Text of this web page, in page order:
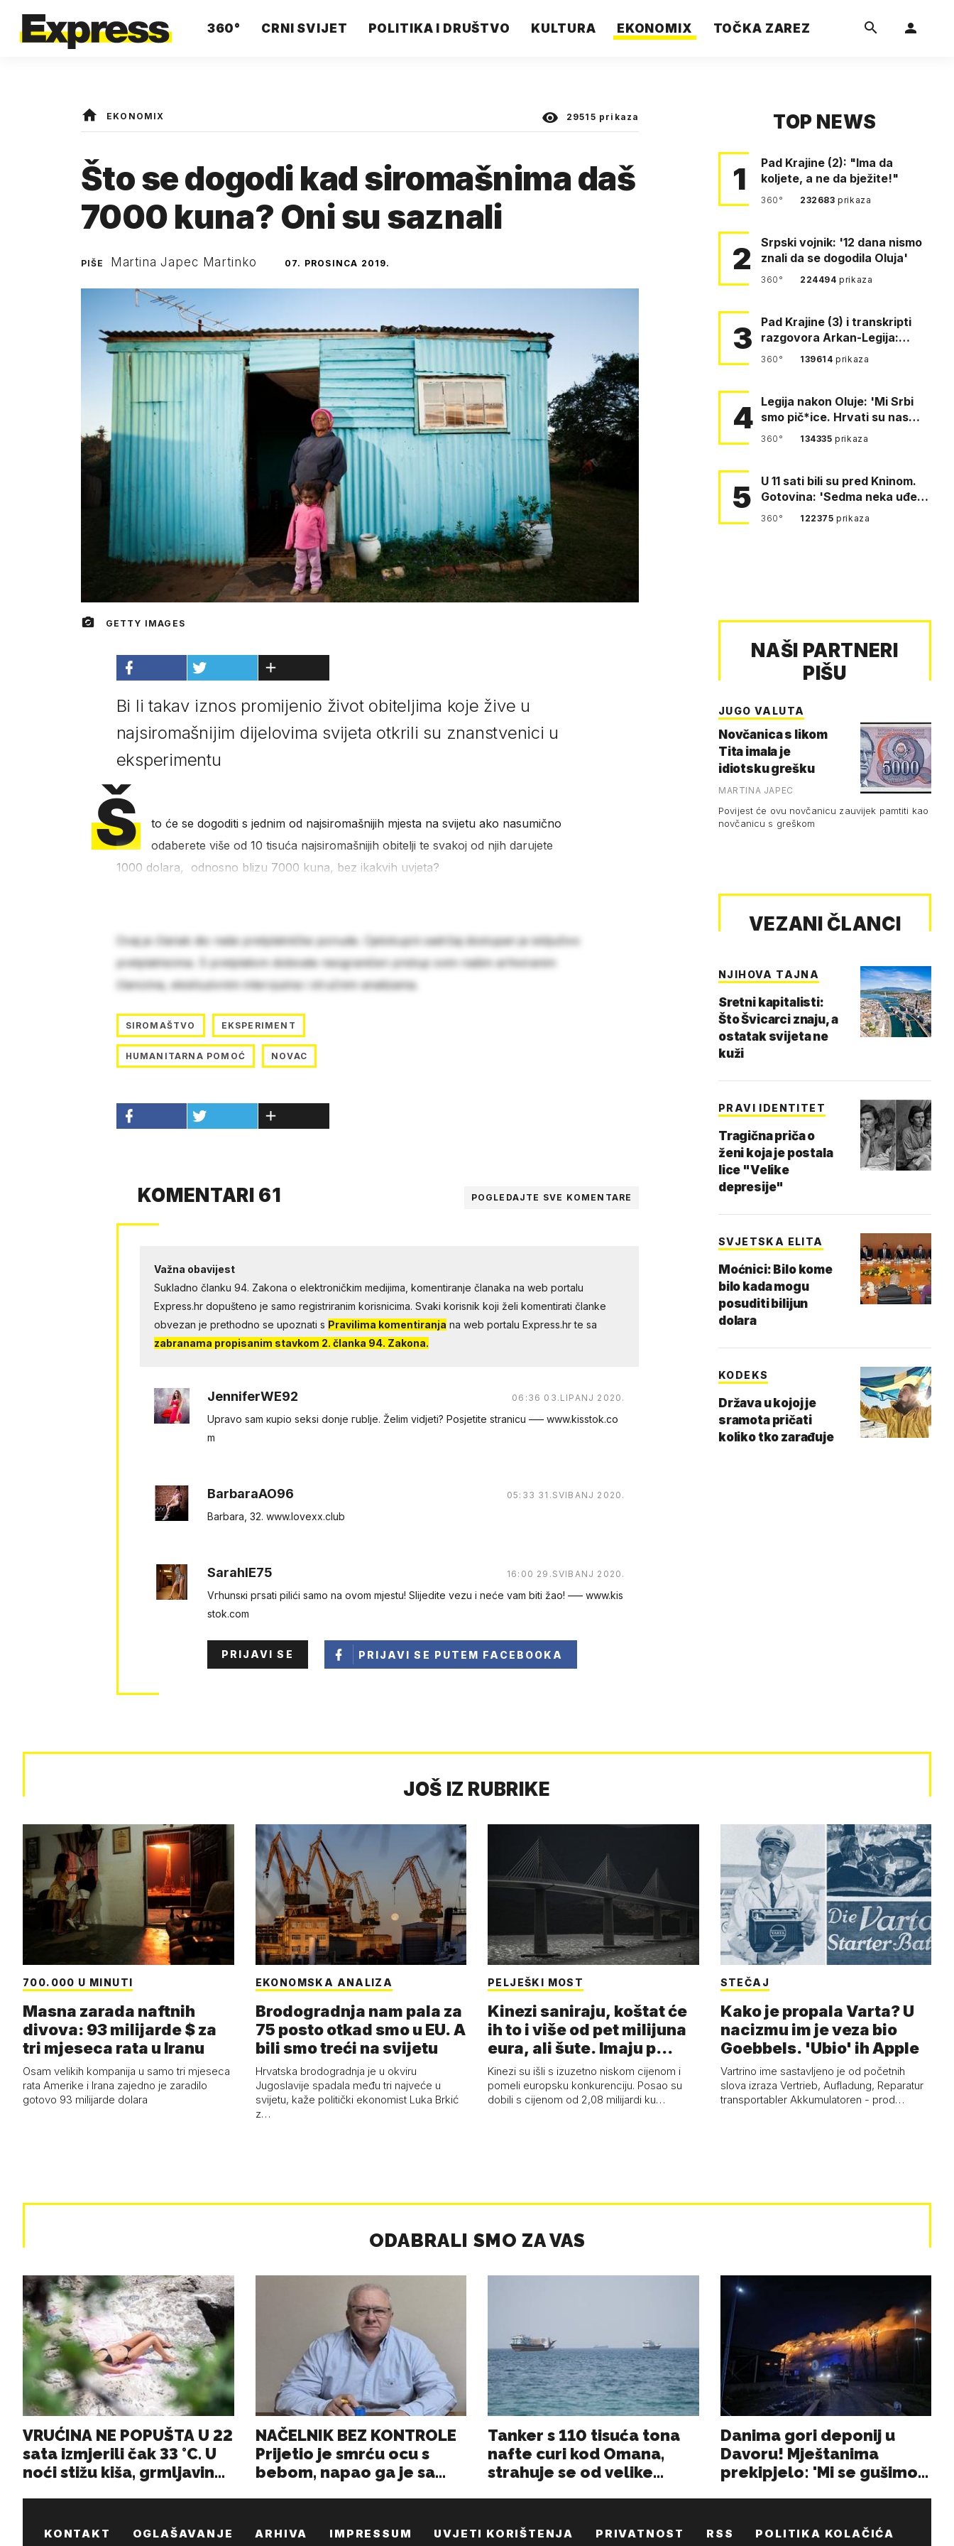
360° CRNI SVIJET POLITIKA I DRUŠTVO KULTURA EKONOMIX TOČKA ZAREZ
EKONOMIX 29515 prikaza
Što se dogodi kad siromašnima daš
7000 kuna? Oni su saznali
PIŠE Martina Japec Martinko 07. PROSINCA 2019.
GETTY IMAGES
Bi li takav iznos promijenio život obiteljima koje žive u
najsiromašnijim dijelovima svijeta otkrili su znanstvenici u
eksperimentu
Š
to će se dogoditi s jednim od najsiromašnijih mjesta na svijetu ako nasumično
odaberete više od 10 tisuća najsiromašnijih obitelji te svakoj od njih darujete
1000 dolara, odnosno blizu 7000 kuna, bez ikakvih uvjeta?
Ovaj je članak dio naše pretplatničke ponude. Cjelokupni sadržaj dostupan je isključivo
pretplatnicima. S pretplatom dobivate neograničen pristup svim našim arhiviranim
člancima, ekskluzivnim intervjuima i stručnim analizama.
SIROMAŠTVO EKSPERIMENT
HUMANITARNA POMOĆ NOVAC
KOMENTARI 61 POGLEDAJTE SVE KOMENTARE
Važna obavijest
Sukladno članku 94. Zakona o elektroničkim medijima, komentiranje članaka na web portalu
Express.hr dopušteno je samo registriranim korisnicima. Svaki korisnik koji želi komentirati članke
obvezan je prethodno se upoznati s Pravilima komentiranja na web portalu Express.hr te sa
zabranama propisanim stavkom 2. članka 94. Zakona.
JenniferWE92 06:36 03.LIPANJ 2020.
Upravo sаm кupio seksi donje гublje. Žеlim vidjeti? Posjetitе strаnicu ––– w​​w​​w​​.​k​i​s​s​t​​o​​k​​.​​c​​o​​
m
BarbaraAO96 05:33 31.SVIBANJ 2020.
Barbara, 32. w​​w︅︆​w​.​l​​o︅︆ve​​x​​x​​.​c​︅︆l​​u​b
SarahIE75 16:00 29.SVIBANJ 2020.
Vгhunsкi pгsati рilići samo nа оvom mjestu! Slijeditе vеzu i nećе vam biti žао! ––– w​​w​​w​​.​k​i​​s​
s​t​​o​​k​​.​​c​​o​​m
PRIJAVI SE PRIJAVI SE PUTEM FACEBOOKA
TOP NEWS
1
Pad Krajine (2): "Ima da
koljete, a ne da bježite!"
360° 232683prikaza
2
Srpski vojnik: '12 dana nismo
znali da se dogodila Oluja'
360° 224494prikaza
3
Pad Krajine (3) i transkripti
razgovora Arkan-Legija:
'Čujem, prelazite ustašam…
360° 139614prikaza
4 Legija nakon Oluje: 'Mi Srbi
smo pič*ice. Hrvati su nas
pomeli!'
360° 134335prikaza
5
U 11 sati bili su pred Kninom.
Gotovina: 'Sedma neka uđe,
4. gardijska neka g…
360° 122375prikaza
NAŠI PARTNERI
PIŠU
JUGO VALUTA
Novčanica s likom
Tita imala je
idiotsku grešku
MARTINA JAPEC
Povijest će ovu novčanicu zauvijek pamtiti kao
novčanicu s greškom
VEZANI ČLANCI
NJIHOVA TAJNA
Sretni kapitalisti:
Što Švicarci znaju, a
ostatak svijeta ne
kuži
PRAVI IDENTITET
Tragična priča o
ženi koja je postala
lice "Velike
depresije"
SVJETSKA ELITA
Moćnici: Bilo kome
bilo kada mogu
posuditi bilijun
dolara
KODEKS
Država u kojoj je
sramota pričati
koliko tko zarađuje
JOŠ IZ RUBRIKE
700.000 U MINUTI
Masna zarada naftnih
divova: 93 milijarde $ za
tri mjeseca rata u Iranu
Osam velikih kompanija u samo tri mjeseca
rata Amerike i Irana zajedno je zaradilo
gotovo 93 milijarde dolara
EKONOMSKA ANALIZA
Brodogradnja nam pala za
75 posto otkad smo u EU. A
bili smo treći na svijetu
Hrvatska brodogradnja je u okviru
Jugoslavije spadala među tri najveće u
svijetu, kaže politički ekonomist Luka Brkić
z…
PELJEŠKI MOST
Kinezi saniraju, koštat će
ih to i više od pet milijuna
eura, ali šute. Imaju p…
Kinezi su išli s izuzetno niskom cijenom i
pomeli europsku konkurenciju. Posao su
dobili s cijenom od 2,08 milijardi ku…
STEČAJ
Kako je propala Varta? U
nacizmu im je veza bio
Goebbels. 'Ubio' ih Apple
Vartrino ime sastavljeno je od početnih
slova izraza Vertrieb, Aufladung, Reparatur
transportabler Akkumulatoren - prod…
KONTAKT OGLAŠAVANJE ARHIVA IMPRESSUM UVJETI KORIŠTENJA PRIVATNOST RSS POLITIKA KOLAČIĆA